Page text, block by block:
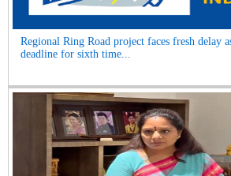
Regional Ring Road project faces fresh delay
deadline for sixth time...